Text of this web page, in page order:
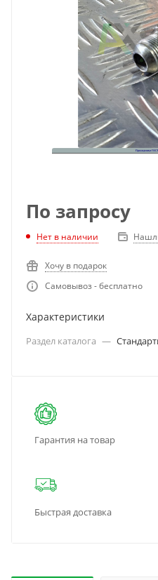
По запросу
Нет в наличии
Хочу в подарок
Самовывоз - бесплатно
Характеристики
Раздел каталога —
Гарантия на товар
Быстрая доставка